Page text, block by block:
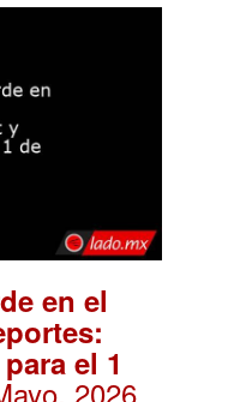
en el
el 1
2026